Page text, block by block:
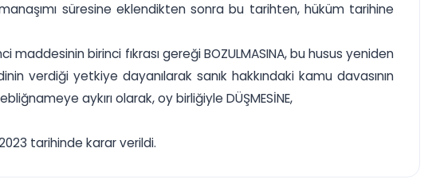
süresine eklendikten sonra bu tarihten, hüküm tarihine
maddesinin birinci fıkrası gereği BOZULMASINA, bu husus yeniden
verdiği yetkiye dayanılarak sanık hakkındaki kamu davasının
aykırı olarak, oy birliğiyle DÜŞMESİNE,
tarihinde karar verildi.